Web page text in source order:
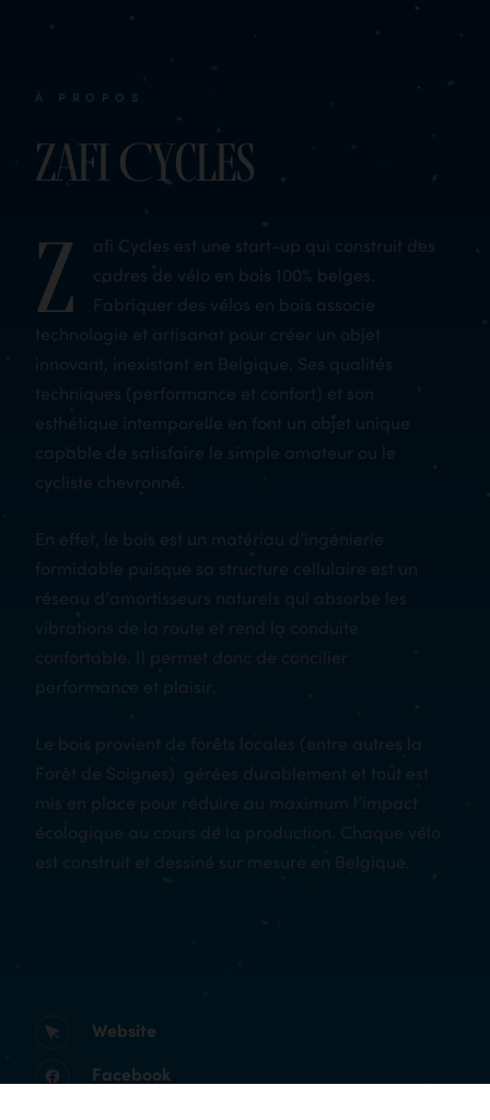
À PROPOS
Zafi Cycles
Website
Facebook
Z
afi Cycles est une start-up qui construit des
cadres de vélo en bois 100% belges.
Fabriquer des vélos en bois associe
technologie et artisanat pour créer un objet
innovant, inexistant en Belgique. Ses qualités
techniques (performance et confort) et son
esthétique intemporelle en font un objet unique
capable de satisfaire le simple amateur ou le
cycliste chevronné.
En effet, le bois est un matériau d’ingénierie
formidable puisque sa structure cellulaire est un
réseau d’amortisseurs naturels qui absorbe les
vibrations de la route et rend la conduite
confortable. Il permet donc de concilier
performance et plaisir.
Le bois provient de forêts locales (entre autres la
Forêt de Soignes) gérées durablement et tout est
mis en place pour réduire au maximum l’impact
écologique au cours de la production. Chaque vélo
est construit et dessiné sur mesure en Belgique.